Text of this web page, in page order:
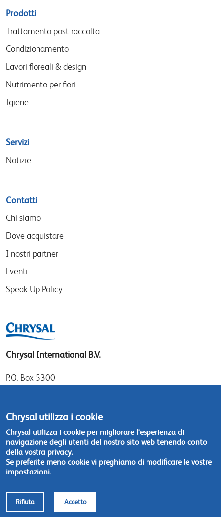
Sitemap
menu
Prodotti
Trattamento post-raccolta
Condizionamento
Lavori floreali & design
Nutrimento per fiori
Igiene
Servizi
Notizie
Contatti
Chi siamo
Dove acquistare
I nostri partner
Eventi
Speak-Up Policy
Chrysal International B.V.
P.O. Box 5300
1411 DD Naarden
The Netherlands
Tel: +31 (0)35 - 695 58 88
Contattateci
Footer © Chrysal 2018
Chrysal utilizza i cookie
Chrysal utilizza i cookie per migliorare l'esperienza di
navigazione degli utenti del nostro sito web tenendo conto
della vostra privacy.
Se preferite meno cookie vi preghiamo di modificare le vostre
impostazioni.
Rifiuta Accetto